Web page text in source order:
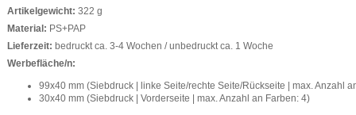
Artikelgewicht: 322 g
Material: PS+PAP
Lieferzeit: bedruckt ca. 3-4 Wochen / unbedruckt ca. 1 Woche
Werbefläche/n:
99x40 mm (Siebdruck | linke Seite/rechte Seite/Rückseite | max. Anzahl
30x40 mm (Siebdruck | Vorderseite | max. Anzahl an Farben: 4)